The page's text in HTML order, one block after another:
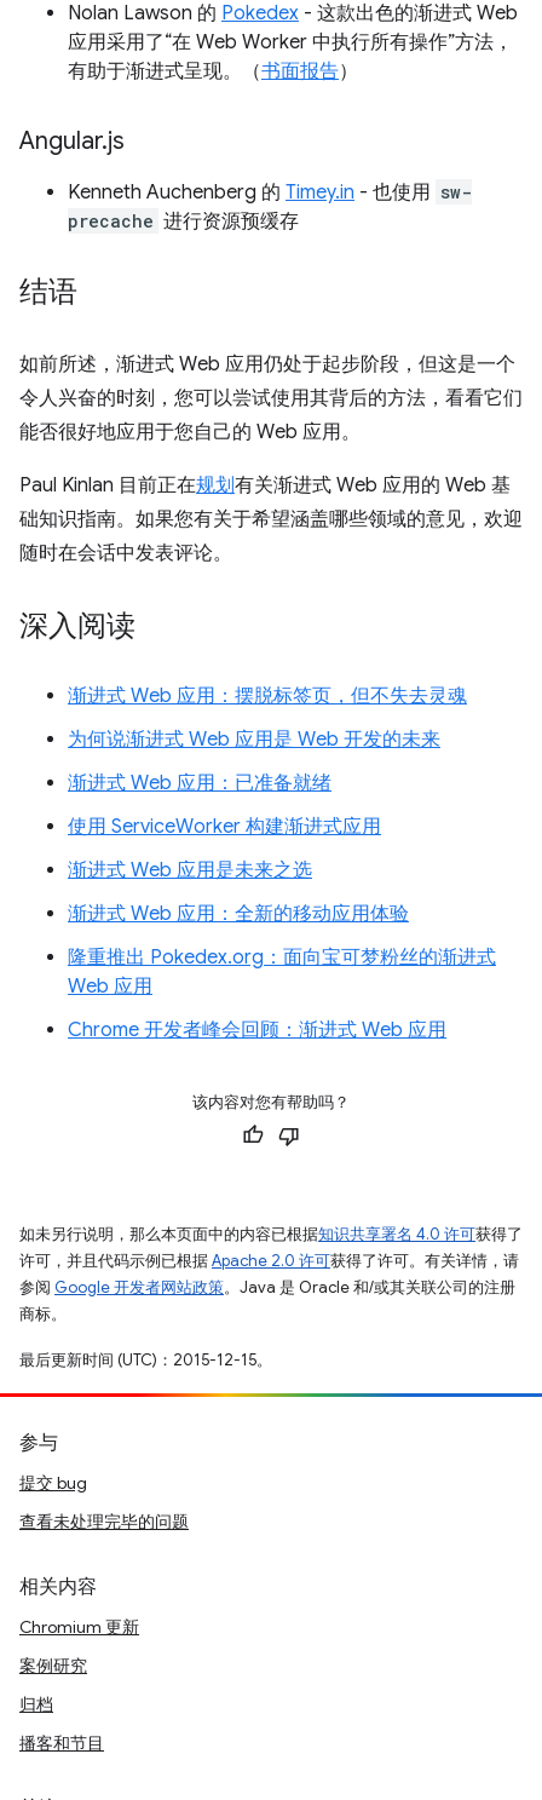
Nolan Lawson 的 Pokedex - 这款出色的渐进式 Web
应用采用了“在 Web Worker 中执行所有操作”方法，
有助于渐进式呈现。（书面报告）
Angular.js
Kenneth Auchenberg 的 Timey.in - 也使用 sw-
precache 进行资源预缓存
结语
如前所述，渐进式 Web 应用仍处于起步阶段，但这是一个
令人兴奋的时刻，您可以尝试使用其背后的方法，看看它们
能否很好地应用于您自己的 Web 应用。
Paul Kinlan 目前正在规划有关渐进式 Web 应用的 Web 基
础知识指南。如果您有关于希望涵盖哪些领域的意见，欢迎
随时在会话中发表评论。
深入阅读
渐进式 Web 应用：摆脱标签页，但不失去灵魂
为何说渐进式 Web 应用是 Web 开发的未来
渐进式 Web 应用：已准备就绪
使用 ServiceWorker 构建渐进式应用
渐进式 Web 应用是未来之选
渐进式 Web 应用：全新的移动应用体验
隆重推出 Pokedex.org：面向宝可梦粉丝的渐进式
Web 应用
Chrome 开发者峰会回顾：渐进式 Web 应用
该内容对您有帮助吗？
如未另行说明，那么本页面中的内容已根据知识共享署名 4.0 许可获得了
许可，并且代码示例已根据Apache 2.0 许可获得了许可。有关详情，请
参阅 Google 开发者网站政策。Java 是 Oracle 和/或其关联公司的注册
商标。
最后更新时间 (UTC)：2015-12-15。
参与
提交 bug
查看未处理完毕的问题
相关内容
Chromium 更新
案例研究
归档
播客和节目